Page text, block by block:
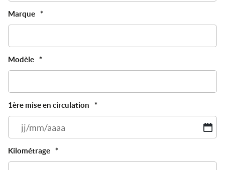
Marque *
Modèle *
1ère mise en circulation
*
JJ
Kilométrage *